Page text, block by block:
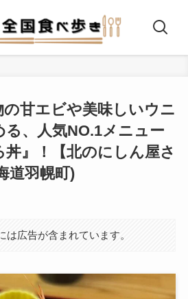
の甘エビや美味しいウニ
る、人気NO.1メニュー
丼』！【北のにしん屋さ
道羽幌町)
は広告が含まれています。